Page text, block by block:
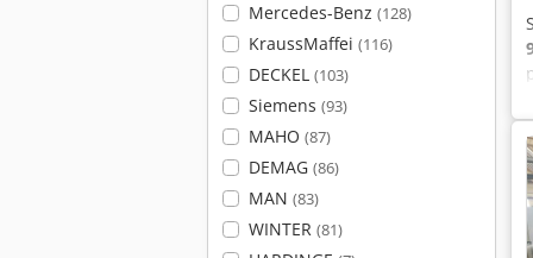
Mercedes-Benz (128)
KraussMaffei (116)
DECKEL (103)
Siemens (93)
MAHO (87)
DEMAG (86)
MAN (83)
WINTER (81)